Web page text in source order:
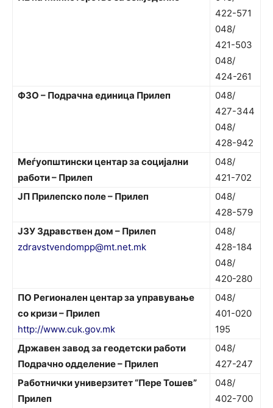
422-571
048/
421-503
048/
424-261
ФЗО – Подрачна единица Прилеп
048/
427-344
048/
428-942
Меѓуопштински центар за социјални
работи – Прилеп
048/
421-702
ЈП Прилепско поле – Прилеп
048/
428-579
ЈЗУ Здравствен дом – Прилеп
zdravstvendompp@mt.net.mk
048/
428-184
048/
420-280
ПО Регионален центар за управување
со кризи – Прилеп
http://www.cuk.gov.mk
048/
401-020
195
Државен завод за геодетски работи
Подрачно одделение – Прилеп
048/
427-247
Работнички универзитет “Пере Тошев”
Прилеп
048/
402-700